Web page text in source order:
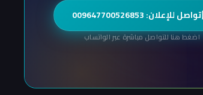
تواصل للإعلان: 009647700526853
اضغط هنا للتواصل مباشرة عبر الواتساب